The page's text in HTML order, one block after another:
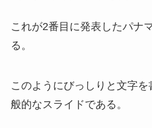
これが2番目に発表したパナ
る。
このようにびっしりと文字
般的なスライドである。